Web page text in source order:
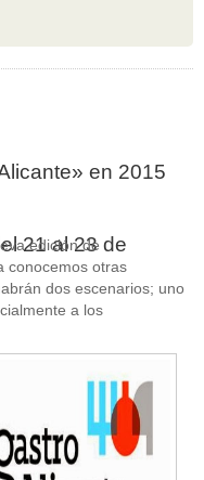
en 2015
21 al 23 de
edición de
conocemos otras
dos escenarios; uno
a los